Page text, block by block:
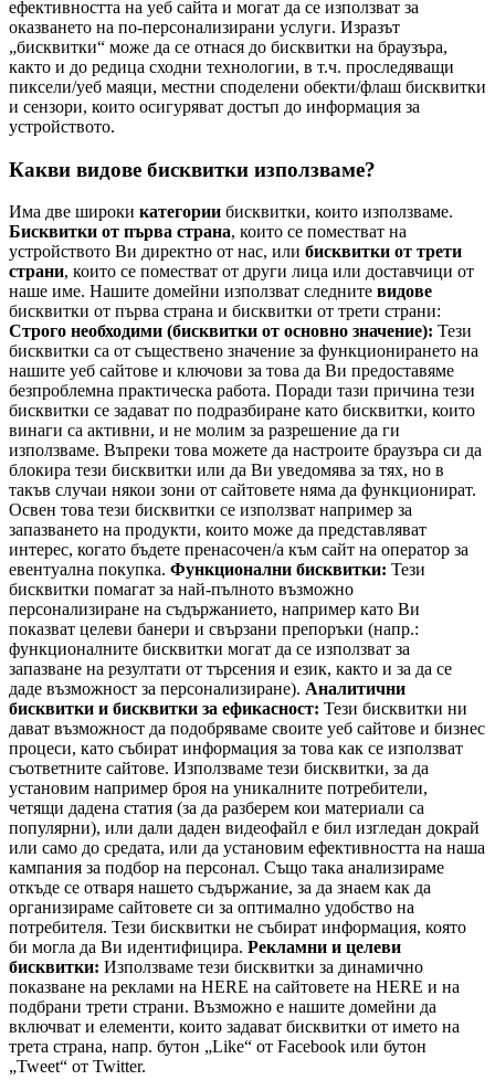
ефективността на уеб сайта и могат да се използват за
оказването на по-персонализирани услуги. Изразът
„бисквитки“ може да се отнася до бисквитки на браузъра,
както и до редица сходни технологии, в т.ч. проследяващи
пиксели/уеб маяци, местни споделени обекти/флаш бисквитки
и сензори, които осигуряват достъп до информация за
устройството.
Какви видове бисквитки използваме?
Има две широки категории бисквитки, които използваме.
Бисквитки от първа страна, които се поместват на
устройството Ви директно от нас, или бисквитки от трети
страни, които се поместват от други лица или доставчици от
наше име. Нашите домейни използват следните видове
бисквитки от първа страна и бисквитки от трети страни:
Строго необходими (бисквитки от основно значение): Тези
бисквитки са от съществено значение за функционирането на
нашите уеб сайтове и ключови за това да Ви предоставяме
безпроблемна практическа работа. Поради тази причина тези
бисквитки се задават по подразбиране като бисквитки, които
винаги са активни, и не молим за разрешение да ги
използваме. Въпреки това можете да настроите браузъра си да
блокира тези бисквитки или да Ви уведомява за тях, но в
такъв случаи някои зони от сайтовете няма да функционират.
Освен това тези бисквитки се използват например за
запазването на продукти, които може да представляват
интерес, когато бъдете пренасочен/а към сайт на оператор за
евентуална покупка. Функционални бисквитки: Тези
бисквитки помагат за най-пълното възможно
персонализиране на съдържанието, например като Ви
показват целеви банери и свързани препоръки (напр.:
функционалните бисквитки могат да се използват за
запазване на резултати от търсения и език, както и за да се
даде възможност за персонализиране). Аналитични
бисквитки и бисквитки за ефикасност: Тези бисквитки ни
дават възможност да подобряваме своите уеб сайтове и бизнес
процеси, като събират информация за това как се използват
съответните сайтове. Използваме тези бисквитки, за да
установим например броя на уникалните потребители,
четящи дадена статия (за да разберем кои материали са
популярни), или дали даден видеофайл е бил изгледан докрай
или само до средата, или да установим ефективността на наша
кампания за подбор на персонал. Също така анализираме
откъде се отваря нашето съдържание, за да знаем как да
организираме сайтовете си за оптимално удобство на
потребителя. Тези бисквитки не събират информация, която
би могла да Ви идентифицира. Рекламни и целеви
бисквитки: Използваме тези бисквитки за динамично
показване на реклами на HERE на сайтовете на HERE и на
подбрани трети страни. Възможно е нашите домейни да
включват и елементи, които задават бисквитки от името на
трета страна, напр. бутон „Like“ от Facebook или бутон
„Tweet“ от Twitter.